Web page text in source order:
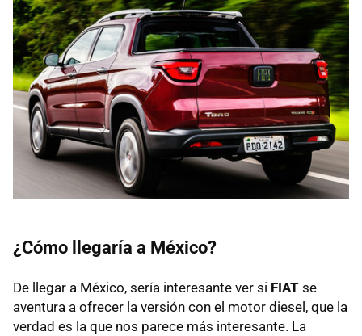
¿Cómo llegaría a México?
De llegar a México, sería interesante ver si FIAT se
aventura a ofrecer la versión con el motor diesel, que la
verdad es la que nos parece más interesante. La